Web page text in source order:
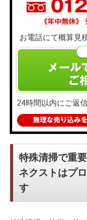
お電話にて概算見
24時間以内にご返
特殊清掃で重
ネクストはプ
す